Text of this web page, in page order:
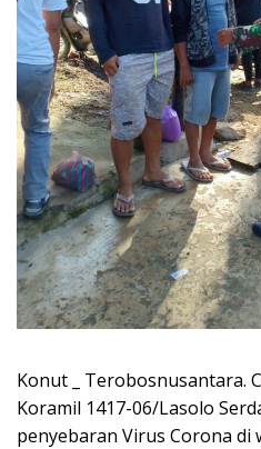
Konut _ Terobosnusantara.
Koramil 1417-06/Lasolo
penyebaran Virus Corona di